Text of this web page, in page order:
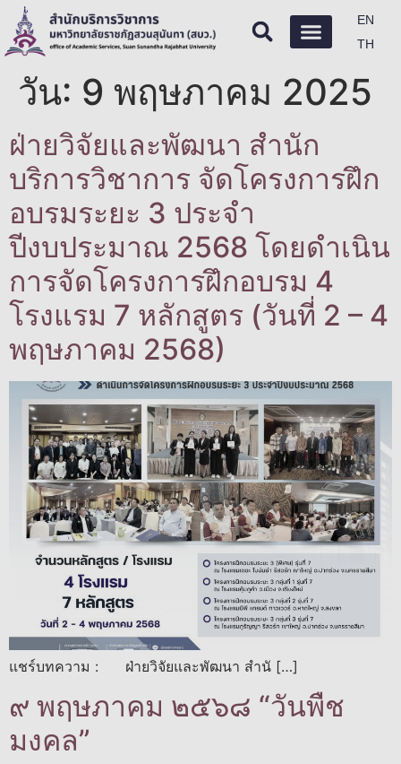
EN
TH
วัน: 9 พฤษภาคม 2025
ฝ่ายวิจัยและพัฒนา สำนัก
บริการวิชาการ จัดโครงการฝึก
อบรมระยะ 3 ประจำ
ปีงบประมาณ 2568 โดยดำเนิน
การจัดโครงการฝึกอบรม 4
โรงแรม 7 หลักสูตร (วันที่ 2 – 4
พฤษภาคม 2568)
แชร์บทความ : ฝ่ายวิจัยและพัฒนา สำนั […]
๙ พฤษภาคม ๒๕๖๘ “วันพืช
มงคล”